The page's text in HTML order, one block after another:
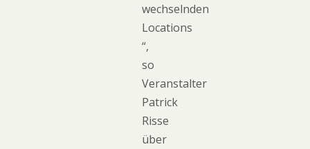
wechselnden
Locations
“,
so
Veranstalter
Patrick
Risse
über